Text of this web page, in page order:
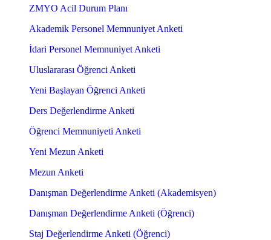
ZMYO Acil Durum Planı
Akademik Personel Memnuniyet Anketi
İdari Personel Memnuniyet Anketi
Uluslararası Öğrenci Anketi
Yeni Başlayan Öğrenci Anketi
Ders Değerlendirme Anketi
Öğrenci Memnuniyeti Anketi
Yeni Mezun Anketi
Mezun Anketi
Danışman Değerlendirme Anketi (Akademisyen)
Danışman Değerlendirme Anketi (Öğrenci)
Staj Değerlendirme Anketi (Öğrenci)